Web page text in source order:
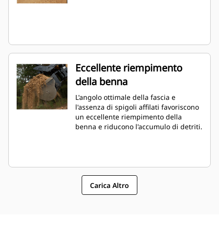
Eccellente riempimento
della benna
L'angolo ottimale della fascia e
l'assenza di spigoli affilati favoriscono
un eccellente riempimento della
benna e riducono l'accumulo di detriti.
Carica Altro